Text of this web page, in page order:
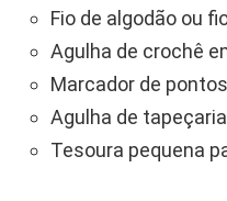
Fio de algodão ou
Agulha de crochê
Marcador de
Agulha de
Tesoura pequena